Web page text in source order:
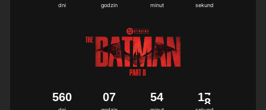
dni godzin minut sekund
560 07 54 17